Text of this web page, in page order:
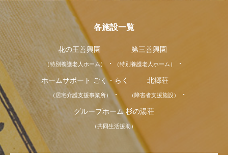
各施設一覧
花の王善興園
（特別養護老人ホーム）
第三善興園
（特別養護老人ホーム）
ホームサポート ごく・らく
（居宅介護支援事業所）
北郷荘
（障害者支援施設）
グループホーム 杉の湯荘
（共同生活援助）